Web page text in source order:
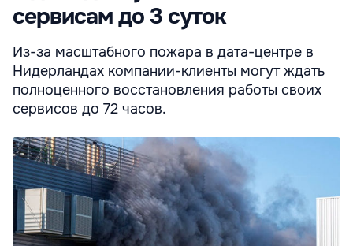
сервисам до 3 суток
Из-за масштабного пожара в дата-центре в
Нидерландах компании-клиенты могут ждать
полноценного восстановления работы своих
сервисов до 72 часов.